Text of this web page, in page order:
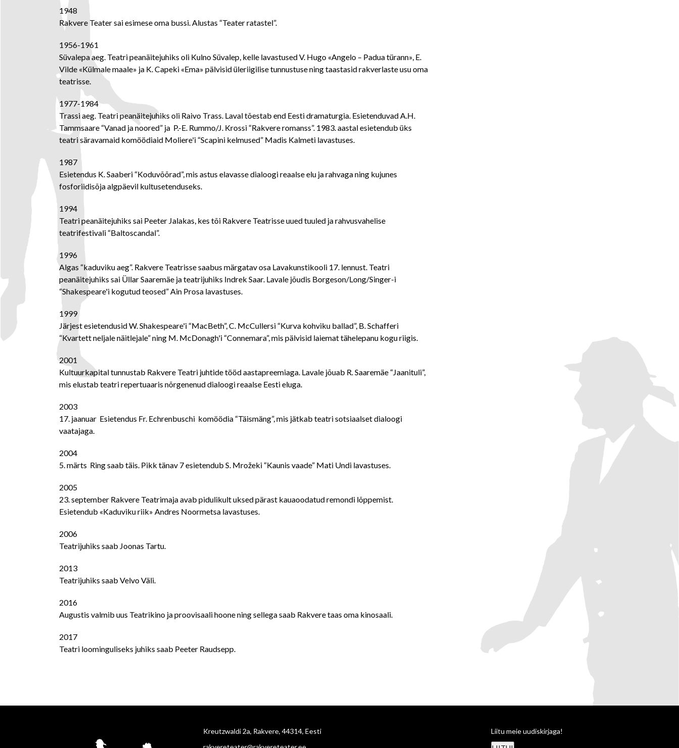
1948
Rakvere Teater sai esimese oma bussi. Alustas “Teater ratastel”.
1956-1961
Süvalepa aeg. Teatri peanäitejuhiks oli Kulno Süvalep, kelle lavastused V. Hugo «Angelo – Padua türann», E.
Vilde «Külmale maale» ja K. Capeki «Ema» pälvisid üleriigilise tunnustuse ning taastasid rakverlaste usu oma
teatrisse.
1977-1984
Trassi aeg. Teatri peanäitejuhiks oli Raivo Trass. Laval tõestab end Eesti dramaturgia. Esietenduvad A.H.
Tammsaare “Vanad ja noored” ja P.-E. Rummo/J. Krossi “Rakvere romanss”. 1983. aastal esietendub üks
teatri säravamaid komöödiaid Moliere'i “Scapini kelmused” Madis Kalmeti lavastuses.
1987
Esietendus K. Saaberi “Koduvõõrad”, mis astus elavasse dialoogi reaalse elu ja rahvaga ning kujunes
fosforiidisõja algpäevil kultusetenduseks.
1994
Teatri peanäitejuhiks sai Peeter Jalakas, kes tõi Rakvere Teatrisse uued tuuled ja rahvusvahelise
teatrifestivali “Baltoscandal”.
1996
Algas “kaduviku aeg”. Rakvere Teatrisse saabus märgatav osa Lavakunstikooli 17. lennust. Teatri
peanäitejuhiks sai Üllar Saaremäe ja teatrijuhiks Indrek Saar. Lavale jõudis Borgeson/Long/Singer-i
“Shakespeare'i kogutud teosed” Ain Prosa lavastuses.
1999
Järjest esietendusid W. Shakespeare'i “MacBeth”, C. McCullersi “Kurva kohviku ballad”, B. Schafferi
“Kvartett neljale näitlejale” ning M. McDonagh'i “Connemara”, mis pälvisid laiemat tähelepanu kogu riigis.
2001
Kultuurkapital tunnustab Rakvere Teatri juhtide tööd aastapreemiaga. Lavale jõuab R. Saaremäe “Jaanituli”,
mis elustab teatri repertuaaris nõrgenenud dialoogi reaalse Eesti eluga.
2003
17. jaanuar Esietendus Fr. Echrenbuschi komöödia “Täismäng”, mis jätkab teatri sotsiaalset dialoogi
vaatajaga.
2004
5. märts Ring saab täis. Pikk tänav 7 esietendub S. Mrožeki “Kaunis vaade” Mati Undi lavastuses.
2005
23. september Rakvere Teatrimaja avab pidulikult uksed pärast kauaoodatud remondi lõppemist.
Esietendub «Kaduviku riik» Andres Noormetsa lavastuses.
2006
Teatrijuhiks saab Joonas Tartu.
2013
Teatrijuhiks saab Velvo Väli.
2016
Augustis valmib uus Teatrikino ja proovisaali hoone ning sellega saab Rakvere taas oma kinosaali.
2017
Teatri loominguliseks juhiks saab Peeter Raudsepp.
Kreutzwaldi 2a, Rakvere, 44314, Eesti
Liitu meie uudiskirjaga!